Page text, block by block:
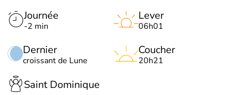
Journée
-2 min
Dernier
croissant de Lune
Lever
06h01
Coucher
20h21
Saint Dominique